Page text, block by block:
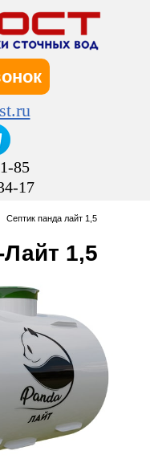
85
17
Септик панда лайт 1,5
1,5